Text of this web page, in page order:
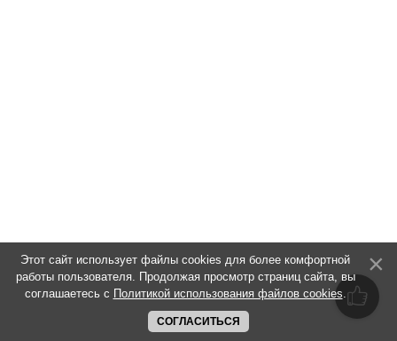
Этот сайт использует файлы cookies для более комфортной
работы пользователя. Продолжая просмотр страниц сайта, вы
соглашаетесь с Политикой использования файлов cookies.
СОГЛАСИТЬСЯ